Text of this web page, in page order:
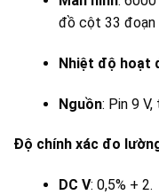
đồ cột 33 đoạn
Nhiệt độ hoạt
Nguồn: Pin 9
Độ chính xác đo
DC V: 0,5% + 2.